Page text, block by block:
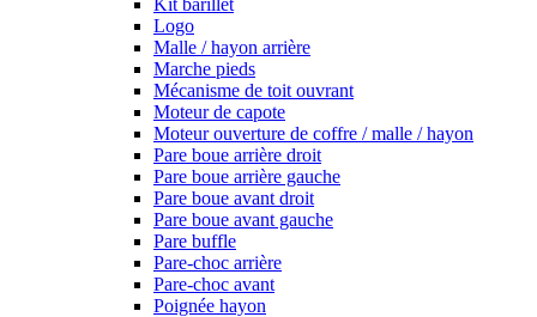
Kit barillet
Logo
Malle / hayon arrière
Marche pieds
Mécanisme de toit ouvrant
Moteur de capote
Moteur ouverture de coffre / malle / hayon
Pare boue arrière droit
Pare boue arrière gauche
Pare boue avant droit
Pare boue avant gauche
Pare buffle
Pare-choc arrière
Pare-choc avant
Poignée hayon